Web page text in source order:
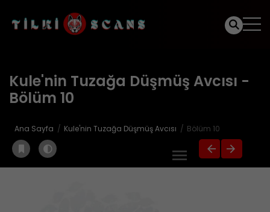
Kule'nin Tuzağa Düşmüş Avcısı -
Bölüm 10
Ana Sayfa Kule'nin Tuzağa Düşmüş Avcısı Bölüm 10